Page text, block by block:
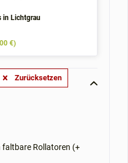
in Lichtgrau
€)
Rollatoren (+
Zurücksetzen